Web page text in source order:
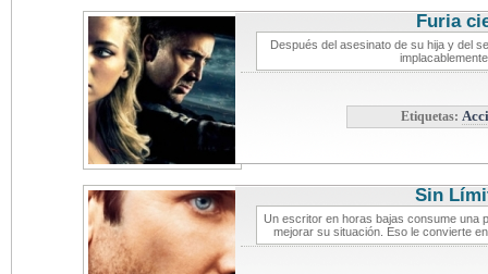
Furia
Después del asesinato de su hija y del
Etiquetas:
Sin
Un escritor en horas bajas consume una
mejorar su situación. Eso le convierte